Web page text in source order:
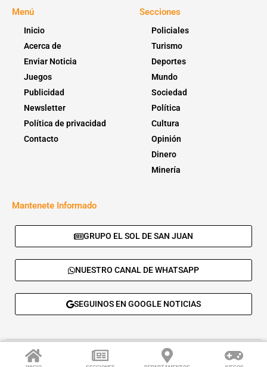
Menú
Inicio
Acerca de
Enviar Noticia
Juegos
Publicidad
Newsletter
Política de privacidad
Contacto
Secciones
Policiales
Turismo
Deportes
Mundo
Sociedad
Política
Cultura
Opinión
Dinero
Minería
Mantenete Informado
GRUPO EL SOL DE SAN JUAN
NUESTRO CANAL DE WHATSAPP
SEGUINOS EN GOOGLE NOTICIAS
© 2026 - El Sol de San Juan. Todos los derechos reservados. |